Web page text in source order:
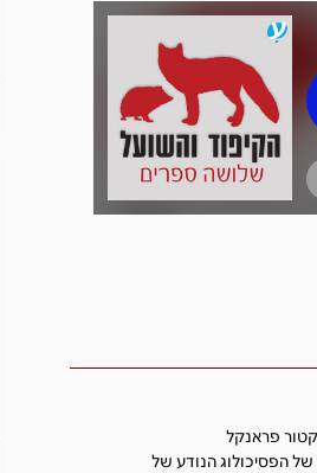
פראנקל
הפסיכולוג הנודע של